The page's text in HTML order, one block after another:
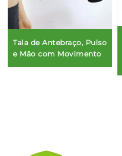
Tala de Antebraço, Pulso
e Mão com Movimento